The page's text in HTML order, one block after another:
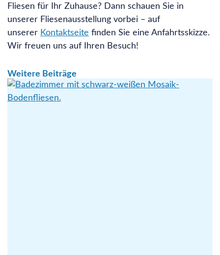
Fliesen für Ihr Zuhause? Dann schauen Sie in
unserer Fliesenausstellung vorbei – auf
unserer Kontaktseite finden Sie eine Anfahrtsskizze.
Wir freuen uns auf Ihren Besuch!
Weitere Beiträge